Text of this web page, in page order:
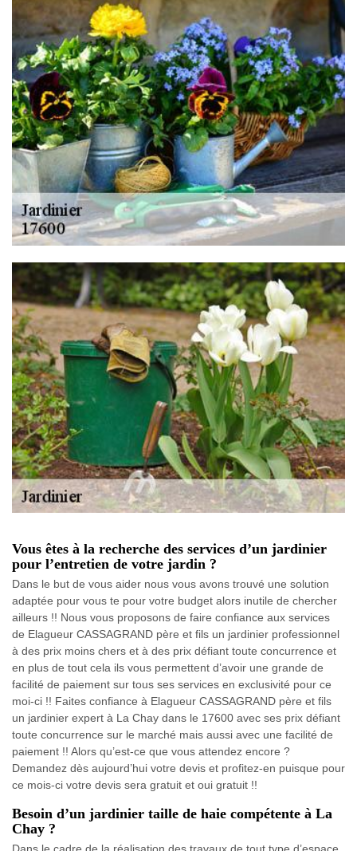
Vous êtes à la recherche des services d’un jardinier
pour l’entretien de votre jardin ?
Dans le but de vous aider nous vous avons trouvé une solution
adaptée pour vous te pour votre budget alors inutile de chercher
ailleurs !! Nous vous proposons de faire confiance aux services
de Elagueur CASSAGRAND père et fils un jardinier professionnel
à des prix moins chers et à des prix défiant toute concurrence et
en plus de tout cela ils vous permettent d’avoir une grande de
facilité de paiement sur tous ses services en exclusivité pour ce
moi-ci !! Faites confiance à Elagueur CASSAGRAND père et fils
un jardinier expert à La Chay dans le 17600 avec ses prix défiant
toute concurrence sur le marché mais aussi avec une facilité de
paiement !! Alors qu’est-ce que vous attendez encore ?
Demandez dès aujourd’hui votre devis et profitez-en puisque pour
ce mois-ci votre devis sera gratuit et oui gratuit !!
Besoin d’un jardinier taille de haie compétente à La
Chay ?
Dans le cadre de la réalisation des travaux de tout type d’espace